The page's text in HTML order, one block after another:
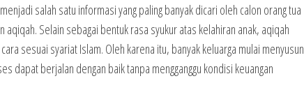
salah satu informasi yang paling banyak dicari oleh calon orang tua
Selain sebagai bentuk rasa syukur atas kelahiran anak, aqiqah
sesuai syariat Islam. Oleh karena itu, banyak keluarga mulai menyusun
dapat berjalan dengan baik tanpa mengganggu kondisi keuangan